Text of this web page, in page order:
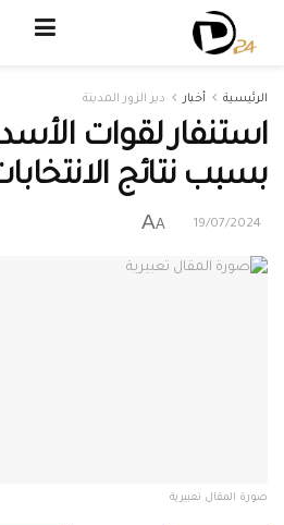
الرئيسية أخبار دير الزور المدينة
استنفار لقوات الأسد
بسبب نتائج
19/07/2024
A
A
صورة المقال تعبيرية